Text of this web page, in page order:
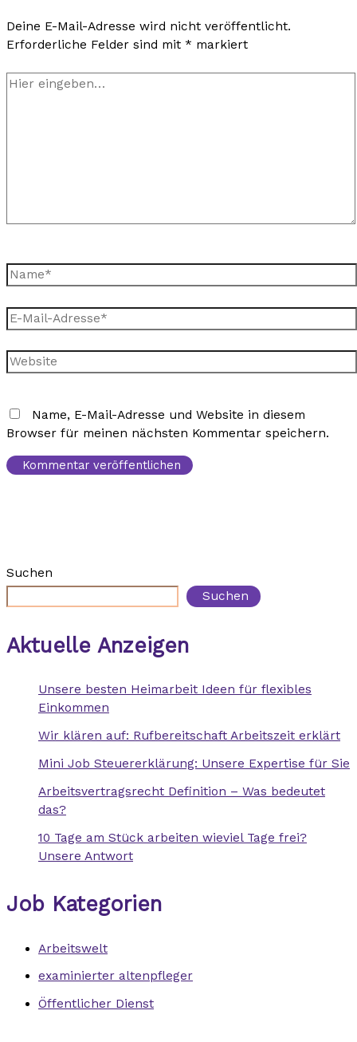
Deine E-Mail-Adresse wird nicht veröffentlicht.
Erforderliche Felder sind mit * markiert
Hier
Name*
E-
Mail-
Adresse*
Website
Name, E-Mail-Adresse und Website in diesem
Browser für meinen nächsten Kommentar speichern.
Suchen
Suchen
Aktuelle Anzeigen
Unsere besten Heimarbeit Ideen für flexibles
Einkommen
Wir klären auf: Rufbereitschaft Arbeitszeit erklärt
Mini Job Steuererklärung​: Unsere Expertise für Sie
Arbeitsvertragsrecht Definition – Was bedeutet
das?
10 Tage am Stück arbeiten wieviel Tage frei?
Unsere Antwort
Job Kategorien
Arbeitswelt
examinierter altenpfleger
Öffentlicher Dienst